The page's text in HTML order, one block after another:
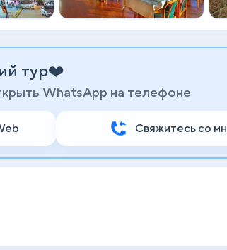
тур❤️
WhatsApp на телефоне
Свяжитесь со